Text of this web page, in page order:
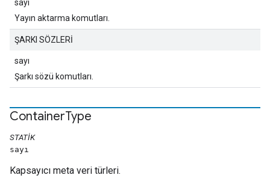
sayı
Yayın aktarma komutları.
ŞARKI SÖZLERİ
sayı
Şarkı sözü komutları.
ContainerType
STATIK
sayı
Kapsayıcı meta veri türleri.